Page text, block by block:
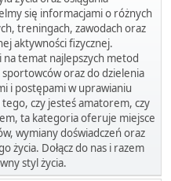
się informacjami o różnych
treningach, zawodach oraz
aktywności fizycznej.
na temat najlepszych metod
oraz do dzielenia
i postępami w uprawianiu
czy jesteś amatorem, czy
ta kategoria oferuje miejsce
wymiany doświadczeń oraz
życia. Dołącz do nas i razem
styl życia.